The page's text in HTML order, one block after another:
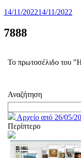
14/11/202214/11/2022
7888
Το πρωτοσέλιδο του
Αναζήτηση
Αρχείο από 26/05/
Περίπτερο